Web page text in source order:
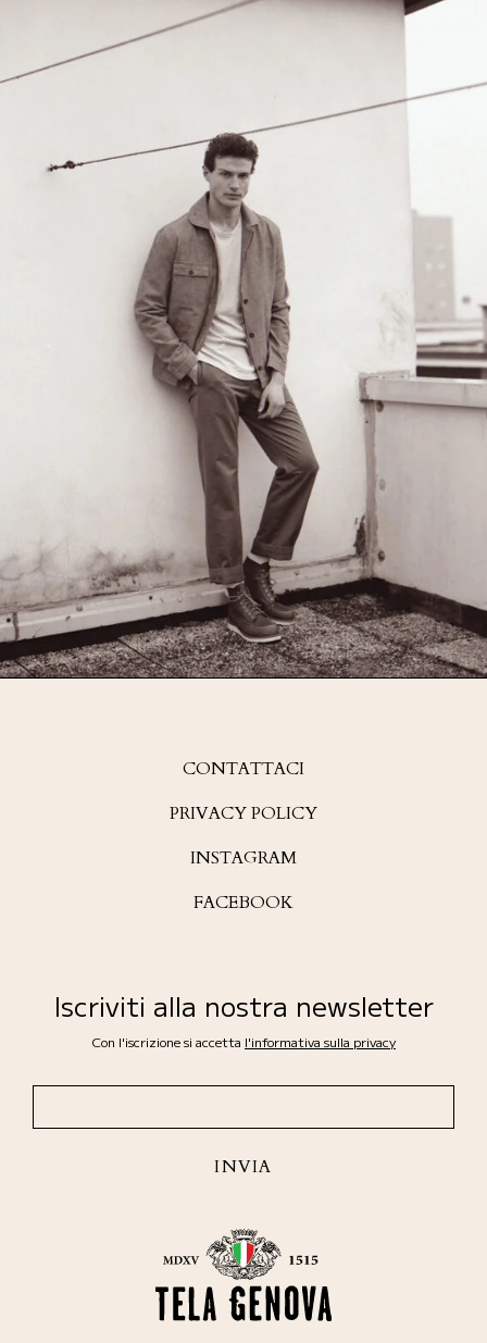
CONTATTACI
PRIVACY POLICY
INSTAGRAM
FACEBOOK
Iscriviti alla nostra newsletter
Con l'iscrizione si accetta l'informativa sulla privacy